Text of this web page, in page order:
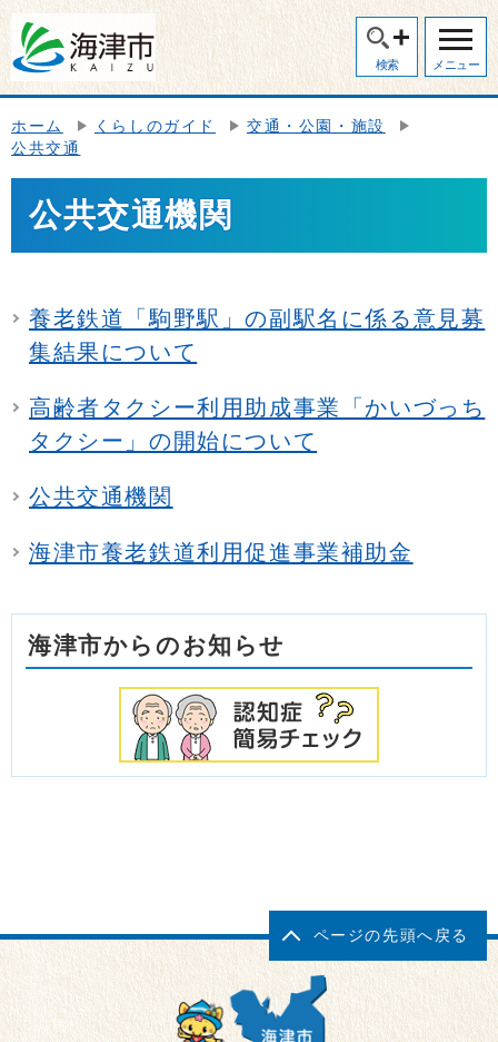
検索 メニュー
ホーム くらしのガイド
交通・公園・施設
公共交通
公共交通機関
養老鉄道「駒野駅」の副駅名に係る意見募
集結果について
高齢者タクシー利用助成事業「かいづっち
タクシー」の開始について
公共交通機関
海津市養老鉄道利用促進事業補助金
海津市からのお知らせ
ページの先頭へ戻る